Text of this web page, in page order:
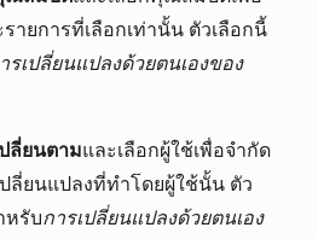
ายการที่เลือกเท่านั้น ตัวเลือกนี้
รเปลี่ยนแปลงด้วยตนเองของ
ปลี่ยนตามและเลือกผู้ใช้เพื่อจำกัด
ลี่ยนแปลงที่ทำโดยผู้ใช้นั้น ตัว
หรับการเปลี่ยนแปลงด้วยตนเอง